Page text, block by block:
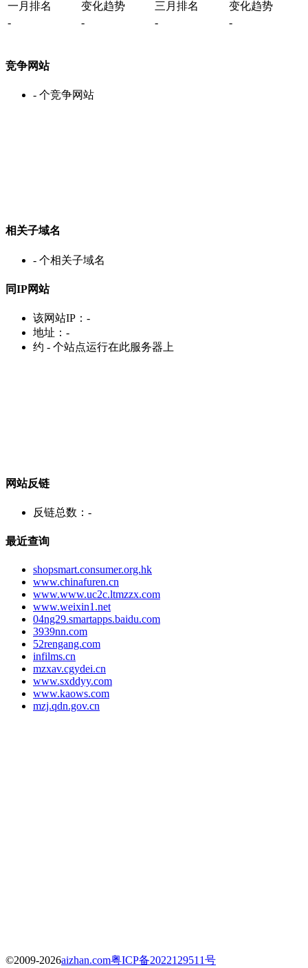
一月排名
变化趋势 三月排名
变化趋势
-
- - -
竞争网站
- 个竞争网站
相关子域名
- 个相关子域名
同IP网站
该网站IP： -
地址： -
约 - 个站点运行在此服务器上
网站反链
反链总数： -
最近查询
shopsmart.consumer.org.hk
www.chinafuren.cn
www.www.uc2c.ltmzzx.com
www.weixin1.net
04ng29.smartapps.baidu.com
3939nn.com
52rengang.com
infilms.cn
mzxav.cgydei.cn
www.sxddyy.com
www.kaows.com
mzj.qdn.gov.cn
©2009-2026aizhan.com粤ICP备2022129511号